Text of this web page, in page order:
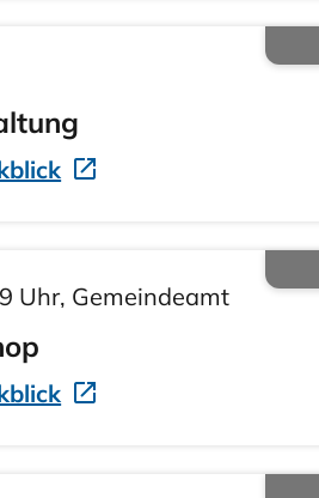
Uhr, Gemeindeamt